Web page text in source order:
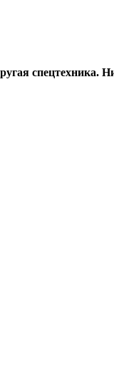
спецтехника.